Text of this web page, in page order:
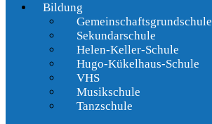
Bildung
Gemeinschaftsgrundschule
Sekundarschule
Helen-Keller-Schule
Hugo-Kükelhaus-Schule
VHS
Musikschule
Tanzschule